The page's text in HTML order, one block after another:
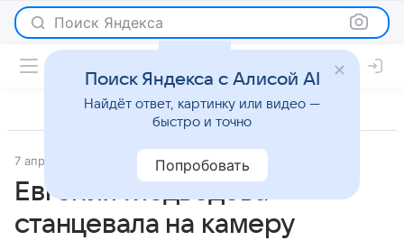
Поиск Яндекса
7 апреля 2022 Светская жизнь
Евгения Медведева
станцевала на камеру
Поиск Яндекса с Алисой AI
Найдёт ответ, картинку или видео —
быстро и точно
Попробовать